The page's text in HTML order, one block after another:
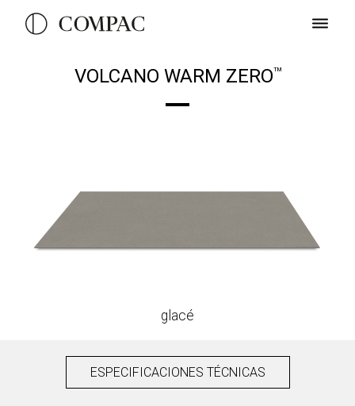
VOLCANO WARM ZEROTM
glacé
ESPECIFICACIONES TÉCNICAS